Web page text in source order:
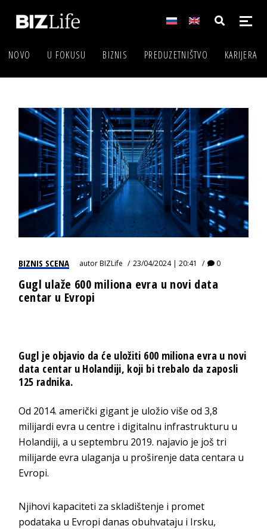
NOVO U FOKUSU BIZNIS PREDUZETNIŠTVO KARIJERA
BIZNIS SCENA autorBIZLife 23/04/2024 | 20:41 0
Gugl ulaže 600 miliona evra u novi data
centar u Evropi
Gugl je objavio da će uložiti 600 miliona evra u novi
data centar u Holandiji, koji bi trebalo da zaposli
125 radnika.
Od 2014. američki gigant je uložio više od 3,8
milijardi evra u centre i digitalnu infrastrukturu u
Holandiji, a u septembru 2019. najavio je još tri
milijarde evra ulaganja u proširenje data centara u
Evropi.
Njihovi kapaciteti za skladištenje i promet
podataka u Evropi danas obuhvataju i Irsku,